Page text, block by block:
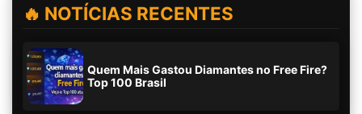
🔥 NOTÍCIAS RECENTES
Quem Mais Gastou Diamantes no Free Fire?
Top 100 Brasil